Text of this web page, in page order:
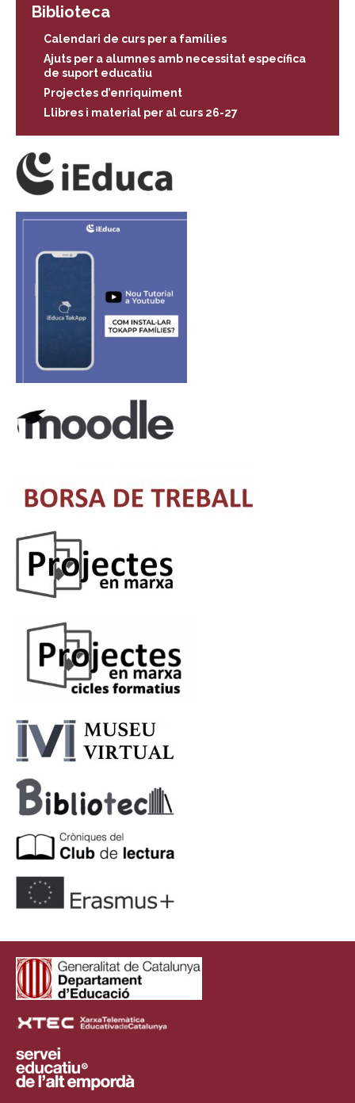
Biblioteca
Calendari de curs per a famílies
Ajuts per a alumnes amb necessitat específica
de suport educatiu
Projectes d’enriquiment
Llibres i material per al curs 26-27